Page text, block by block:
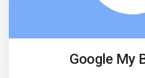
Google My